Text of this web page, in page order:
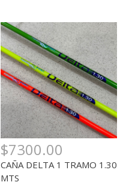
$7300.00
CAÑA DELTA 1 TRAMO 1.30
MTS